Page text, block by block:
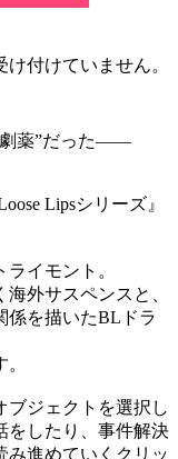
付けていません。
劇薬”だった――
Lipsシリーズ』
イモント。
外サスペンスと、
係を描いたBLドラ
ブジェクトを選択し
をしたり、事件解決
み進めていくクリッ